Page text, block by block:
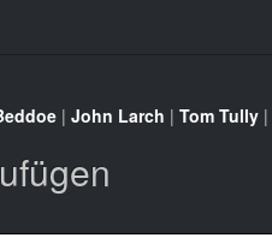
| John Larch | Tom Tully |